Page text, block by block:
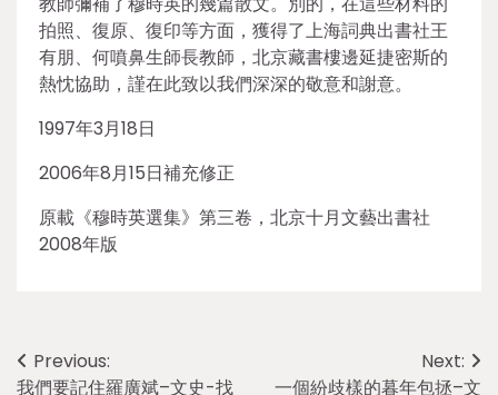
拍照、復原、復印等方面，獲得了上海詞典出書社王
有朋、何噴鼻生師長教師，北京藏書樓邊延捷密斯的
熱忱協助，謹在此致以我們深深的敬意和謝意。
1997年3月18日
2006年8月15日補充修正
原載《穆時英選集》第三卷，北京十月文藝出書社
2008年版
Post
Previous:
我們要記住羅廣斌–文史-找
Next:
一個紛歧樣的暮年包拯–文